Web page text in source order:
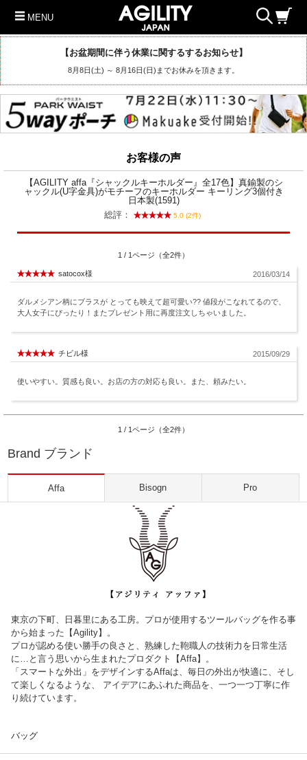
MENU
【お盆期間に伴う休業に関するするお知らせ】
8月8日(土) ～ 8月16日(日)までお休みを頂きます。
お客様の声
【AGILITY affa『シャックルキーホルダー』全17色】真鍮製のシ
ャックル(U字金具)がモチーフのキーホルダー キーリング3個付き
日本製(1591)
総評：
5.0 (2件)
1 / 1ページ（全2件）
satocox様 2016/03/14
ダルメシアン柄にブラスが とっても映えて超可愛い?? 値段がこなれてるので、
大人女子にぴったり！またプレゼント用に再度注文しちゃいました。
チビル様 2015/09/29
使いやすい。質感も良い。お店の方の対応も良い。また、頼みたい。
1 / 1ページ（全2件）
Brand ブランド
Affa Bisogn Pro
東京の下町、日暮里にある工房。プロが使用するツールバッグを作る事
から始まった【Agility】。
プロが認める使い勝手の良さと、熟練した鞄職人の技術力を日常生活
に…と言う思いから生まれたプロダクト【Affa】。
「スマートな外出」をデザインするAffaは、毎日の外出が快適に、そし
て楽しくなるような、 アイデアにあふれた商品を、一つ一つ丁寧に作
り続けています。
バッグ